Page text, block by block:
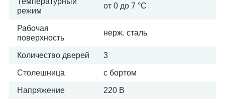
режим
от 0 до 7 °С
Рабочая
поверхность
нерж. сталь
Количество дверей 3
Столешница с бортом
Напряжение 220 В